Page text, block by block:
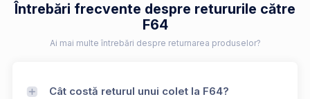
Întrebări frecvente despre retururile către
F64
Ai mai multe întrebări despre returnarea produselor?
Cât costă returul unui colet la F64?